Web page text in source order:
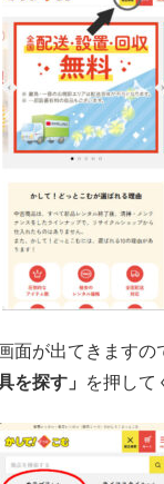
面が出てきますの
を探す」
を押して